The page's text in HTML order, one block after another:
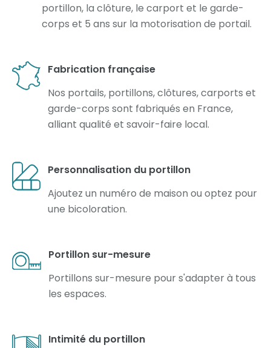
portillon, la clôture, le carport et le garde-
corps et 5 ans sur la motorisation de portail.
Fabrication française
Nos portails, portillons, clôtures, carports et
garde-corps sont fabriqués en France,
alliant qualité et savoir-faire local.
Personnalisation du portillon
Ajoutez un numéro de maison ou optez pour
une bicoloration.
Portillon sur-mesure
Portillons sur-mesure pour s'adapter à tous
les espaces.
Intimité du portillon